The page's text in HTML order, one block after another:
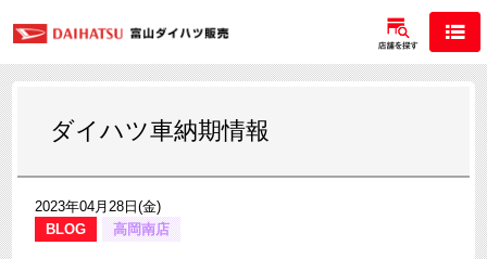
ダイハツ車納期情報
2023年04月28日(金)
BLOG
高岡南店